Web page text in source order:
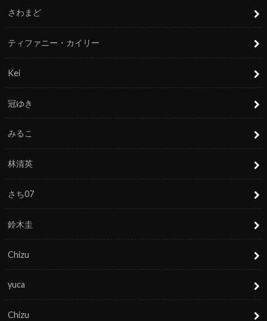
さわまど
ティファニー・カイリー
Kei
冠ゆき
みるこ
林清英
さち07
鈴木圭
Chizu
yuca
Chizu